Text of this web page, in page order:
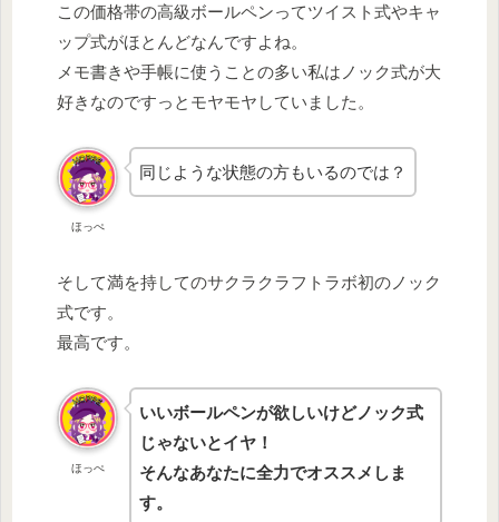
この価格帯の高級ボールペンってツイスト式やキャ
ップ式がほとんどなんですよね。
メモ書きや手帳に使うことの多い私はノック式が大
好きなのですっとモヤモヤしていました。
ほっぺ
同じような状態の方もいるのでは？
そして満を持してのサクラクラフトラボ初のノック
式です。
最高です。
ほっぺ
いいボールペンが欲しいけどノック式
じゃないとイヤ！
そんなあなたに全力でオススメしま
す。